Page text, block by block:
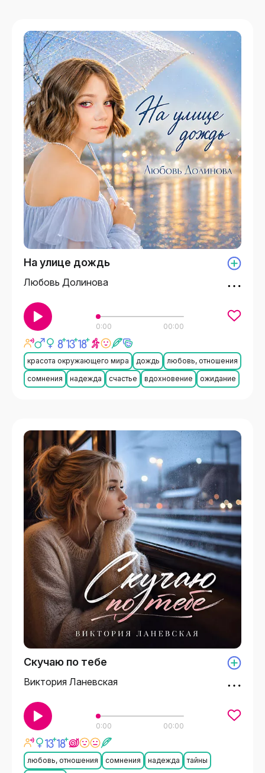
На улице дождь
Любовь Долинова
0:00 00:00
красота окружающего мира дождь
любовь, отношения
сомнения
надежда счастье вдохновение ожидание
Скучаю по тебе
Виктория Ланевская
0:00 00:00
любовь, отношения сомнения надежда
тайны